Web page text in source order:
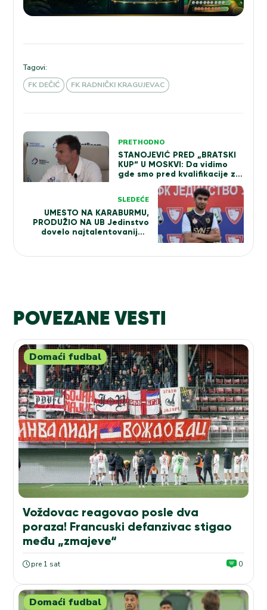
Tagovi:
FK DEČIĆ
FK RADNIČKI KRAGUJEVAC
Kretanje
članka
PRETHODNO
STANOJEVIĆ PRED „BRATSKI
KUP“ U MOSKVI: Da vidimo
gde smo pred kvalifikacije za
Ligu šampiona i početak
Superlige
SLEDEĆE
UMESTO NA KARABURMU,
PRODUŽIO NA UB Jedinstvo
dovelo najtalentovanijeg
POVEZANE VESTI
Domaći fudbal
Voždovac reagovao posle dva
poraza! Francuski defanzivac stigao
među „zmajeve“
pre 1 sat 0
Domaći fudbal